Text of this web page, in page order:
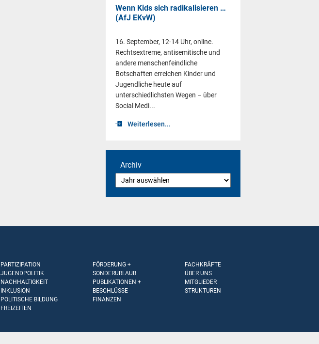
Wenn Kids sich radikalisieren …
(AfJ EKvW)
16. September, 12-14 Uhr, online.
Rechtsextreme, antisemitische und
andere menschenfeindliche
Botschaften erreichen Kinder und
Jugendliche heute auf
unterschiedlichsten Wegen – über
Social Medi...
Weiterlesen...
Archiv
PARTIZIPATION
JUGENDPOLITIK
NACHHALTIGKEIT
INKLUSION
POLITISCHE BILDUNG
FREIZEITEN
FÖRDERUNG +
SONDERURLAUB
PUBLIKATIONEN +
BESCHLÜSSE
FINANZEN
FACHKRÄFTE
ÜBER UNS
MITGLIEDER
STRUKTUREN